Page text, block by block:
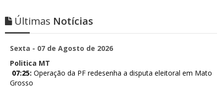
Últimas Notícias
Sexta - 07 de Agosto de 2026
Politica MT
07:25: Operação da PF redesenha a disputa eleitoral em Mato
Grosso